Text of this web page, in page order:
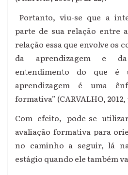
Portanto, viu-se que a
parte de sua relação entre
relação essa que envolve os
da aprendizagem e
entendimento do que é
aprendizagem é uma
formativa” (CARVALHO, 2012,
Com efeito, pode-se
avaliação formativa para
no caminho a seguir, lá
estágio quando ele também